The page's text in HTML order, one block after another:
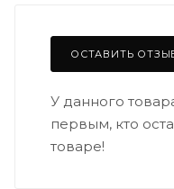
ОСТАВИТЬ
У данного
первым, кто
товаре!